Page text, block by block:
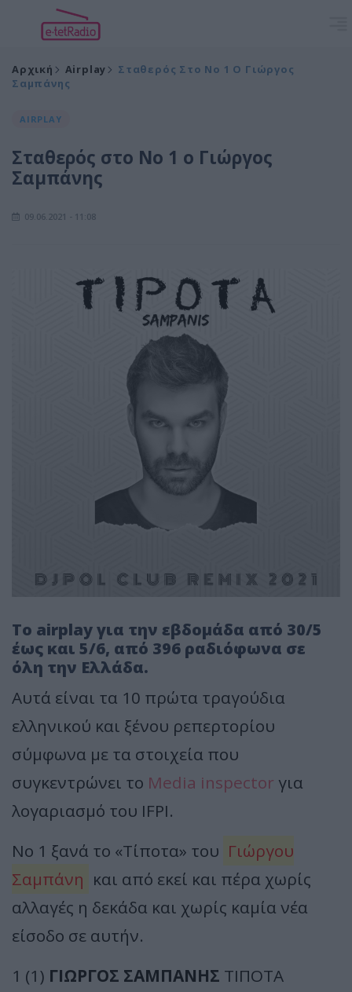
Αρχική Airplay
Σταθερός Στο Νο 1 Ο Γιώργος
Σαμπάνης
AIRPLAY
Σταθερός στο Νο 1 ο Γιώργος
Σαμπάνης
09.06.2021 - 11:08
Το airplay για την εβδομάδα από 30/5
έως και 5/6, από 396 ραδιόφωνα σε
όλη την Ελλάδα.
Αυτά είναι τα 10 πρώτα τραγούδια
ελληνικού και ξένου ρεπερτορίου
σύμφωνα με τα στοιχεία που
συγκεντρώνει το Media inspector για
λογαριασμό του IFPI.
Νο 1 ξανά το «Τίποτα» του Γιώργου
Σαμπάνη και από εκεί και πέρα χωρίς
αλλαγές η δεκάδα και χωρίς καμία νέα
είσοδο σε αυτήν.
1 (1) ΓΙΩΡΓΟΣ ΣΑΜΠΑΝΗΣ ΤΙΠΟΤΑ